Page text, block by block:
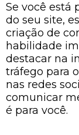
Se você está
do seu site,
criação de
habilidade
destacar na
tráfego para
nas redes
comunicar
é para você.